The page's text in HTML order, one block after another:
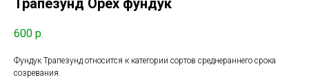
Трапезунд Орех фундук
600 р.
Фундук Трапезунд относится к категории сортов среднераннего срока
созревания.